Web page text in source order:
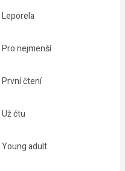
Leporela
Pro nejmenší
První čtení
Už čtu
Young adult